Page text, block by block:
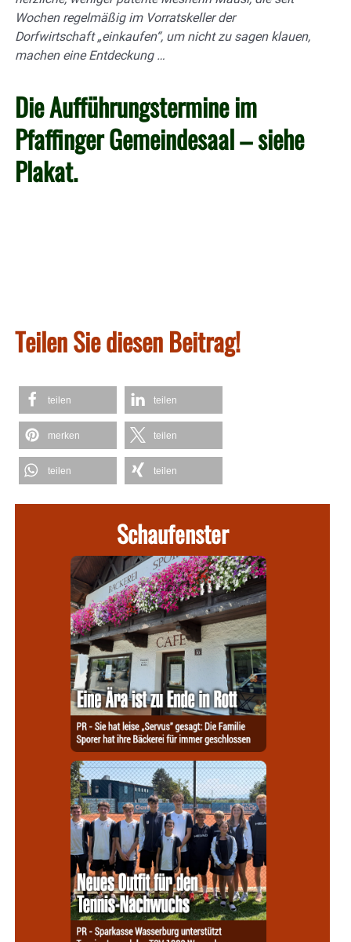
Wochen regelmäßig im Vorratskeller der
Dorfwirtschaft „einkaufen“, um nicht zu sagen klauen,
machen eine Entdeckung …
Die Aufführungstermine im
Pfaffinger Gemeindesaal – siehe
Plakat.
Teilen Sie diesen Beitrag!
teilen teilen
merken teilen
teilen teilen
Schaufenster